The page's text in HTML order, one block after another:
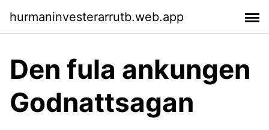
hurmaninvesterarrutb.web.app
Den fula ankungen
Godnattsagan